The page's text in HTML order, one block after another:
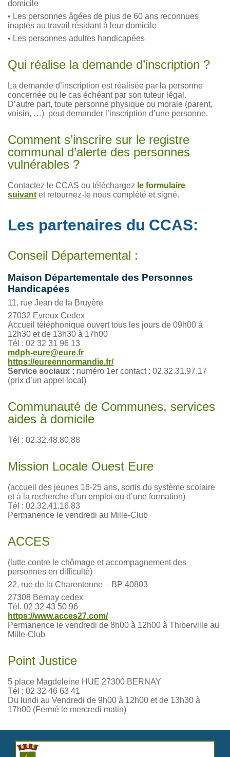
domicile
• Les personnes âgées de plus de 60 ans reconnues
inaptes au travail résidant à leur domicile
• Les personnes adultes handicapées
Qui réalise la demande d’inscription ?
La demande d’inscription est réalisée par la personne
concernée ou le cas échéant par son tuteur légal.
D’autre part, toute personne physique ou morale (parent,
voisin, …) peut demander l’inscription d’une personne.
Comment s’inscrire sur le registre
communal d’alerte des personnes
vulnérables ?
Contactez le CCAS ou téléchargez le formulaire
suivant et retournez-le nous complété et signé.
Les partenaires du CCAS:
Conseil Départemental :
Maison Départementale des Personnes
Handicapées
11, rue Jean de la Bruyère
27032 Evreux Cedex
Accueil téléphonique ouvert tous les jours de 09h00 à
12h30 et de 13h30 à 17h00
Tél : 02 32 31 96 13
mdph-eure@eure.fr
https://eureennormandie.fr/
Service sociaux : numéro 1er contact : 02.32.31.97.17
(prix d’un appel local)
Communauté de Communes, services
aides à domicile
Tél : 02.32.48.80.88
Mission Locale Ouest Eure
(accueil des jeunes 16-25 ans, sortis du système scolaire
et à la recherche d’un emploi ou d’une formation)
Tél : 02.32.41.16.83
Permanence le vendredi au Mille-Club
ACCES
(lutte contre le chômage et accompagnement des
personnes en difficulté)
22, rue de la Charentonne – BP 40803
27308 Bernay cedex
Tél. 02 32 43 50 96
https://www.acces27.com/
Permanence le vendredi de 8h00 à 12h00 à Thiberville au
Mille-Club
Point Justice
5 place Magdeleine HUE 27300 BERNAY
Tél : 02 32 46 63 41
Du lundi au Vendredi de 9h00 à 12h00 et de 13h30 à
17h00 (Fermé le mercredi matin)